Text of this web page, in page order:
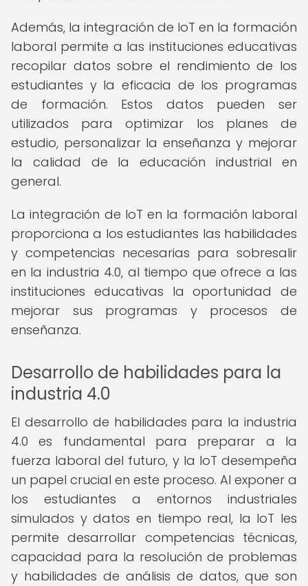
Además, la integración de IoT en la formación
laboral permite a las instituciones educativas
recopilar datos sobre el rendimiento de los
estudiantes y la eficacia de los programas
de formación. Estos datos pueden ser
utilizados para optimizar los planes de
estudio, personalizar la enseñanza y mejorar
la calidad de la educación industrial en
general.
La integración de IoT en la formación laboral
proporciona a los estudiantes las habilidades
y competencias necesarias para sobresalir
en la industria 4.0, al tiempo que ofrece a las
instituciones educativas la oportunidad de
mejorar sus programas y procesos de
enseñanza.
Desarrollo de habilidades para la
industria 4.0
El desarrollo de habilidades para la industria
4.0 es fundamental para preparar a la
fuerza laboral del futuro, y la IoT desempeña
un papel crucial en este proceso. Al exponer a
los estudiantes a entornos industriales
simulados y datos en tiempo real, la IoT les
permite desarrollar competencias técnicas,
capacidad para la resolución de problemas
y habilidades de análisis de datos, que son